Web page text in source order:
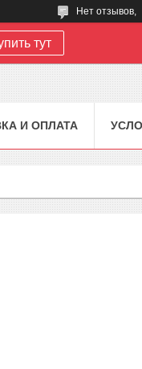
Нет отзывов,
тут
И ОПЛАТА